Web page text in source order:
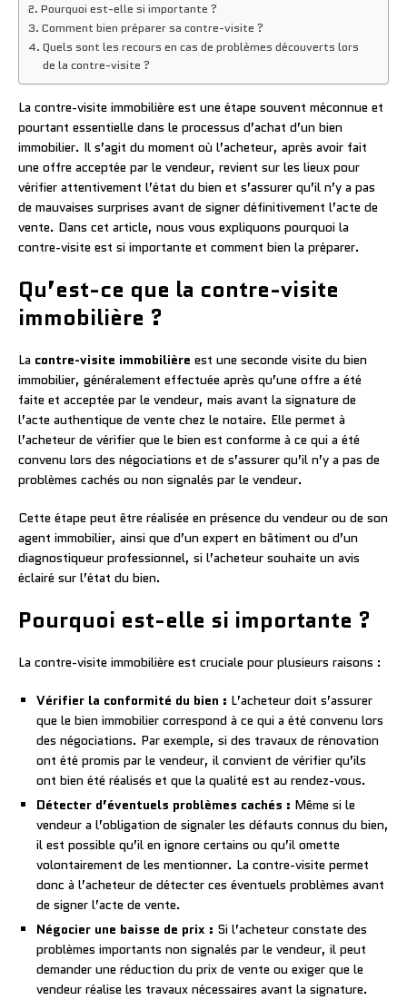
Pourquoi est-elle si importante ?
Comment bien préparer sa contre-visite ?
Quels sont les recours en cas de problèmes découverts lors
de la contre-visite ?
La contre-visite immobilière est une étape souvent méconnue et
pourtant essentielle dans le processus d’achat d’un bien
immobilier. Il s’agit du moment où l’acheteur, après avoir fait
une offre acceptée par le vendeur, revient sur les lieux pour
vérifier attentivement l’état du bien et s’assurer qu’il n’y a pas
de mauvaises surprises avant de signer définitivement l’acte de
vente. Dans cet article, nous vous expliquons pourquoi la
contre-visite est si importante et comment bien la préparer.
Qu’est-ce que la contre-visite
immobilière ?
La contre-visite immobilière est une seconde visite du bien
immobilier, généralement effectuée après qu’une offre a été
faite et acceptée par le vendeur, mais avant la signature de
l’acte authentique de vente chez le notaire. Elle permet à
l’acheteur de vérifier que le bien est conforme à ce qui a été
convenu lors des négociations et de s’assurer qu’il n’y a pas de
problèmes cachés ou non signalés par le vendeur.
Cette étape peut être réalisée en présence du vendeur ou de son
agent immobilier, ainsi que d’un expert en bâtiment ou d’un
diagnostiqueur professionnel, si l’acheteur souhaite un avis
éclairé sur l’état du bien.
Pourquoi est-elle si importante ?
La contre-visite immobilière est cruciale pour plusieurs raisons :
Vérifier la conformité du bien : L’acheteur doit s’assurer
que le bien immobilier correspond à ce qui a été convenu lors
des négociations. Par exemple, si des travaux de rénovation
ont été promis par le vendeur, il convient de vérifier qu’ils
ont bien été réalisés et que la qualité est au rendez-vous.
Détecter d’éventuels problèmes cachés : Même si le
vendeur a l’obligation de signaler les défauts connus du bien,
il est possible qu’il en ignore certains ou qu’il omette
volontairement de les mentionner. La contre-visite permet
donc à l’acheteur de détecter ces éventuels problèmes avant
de signer l’acte de vente.
Négocier une baisse de prix : Si l’acheteur constate des
problèmes importants non signalés par le vendeur, il peut
demander une réduction du prix de vente ou exiger que le
vendeur réalise les travaux nécessaires avant la signature.